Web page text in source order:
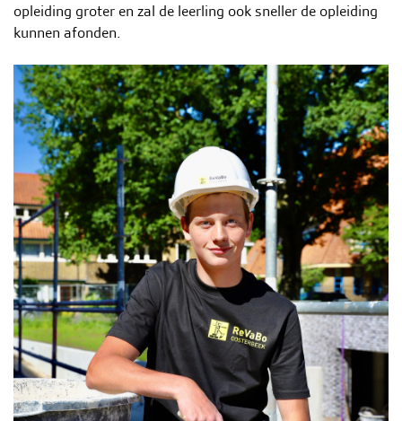
opleiding groter en zal de leerling ook sneller de opleiding
kunnen afonden.